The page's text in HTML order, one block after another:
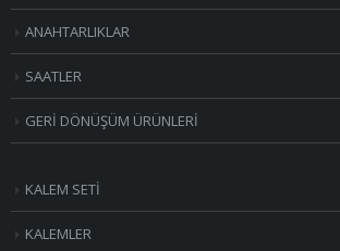
ANAHTARLIKLAR
SAATLER
GERİ DÖNÜŞÜM ÜRÜNLERİ
KALEM SETİ
KALEMLER